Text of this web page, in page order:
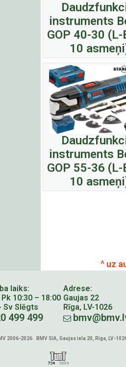
instruments
GOP 40-30 (L-
10
instruments
GOP 55-36 (L-
10
^ uz
laiks:
Pk 10:30 – 18:00
Sv Slēgts
499 499
Adrese:
Gaujas 22
Rīga, LV-1026
2006-2026 BMV SIA, Gaujas iela 20, Rīga, LV-